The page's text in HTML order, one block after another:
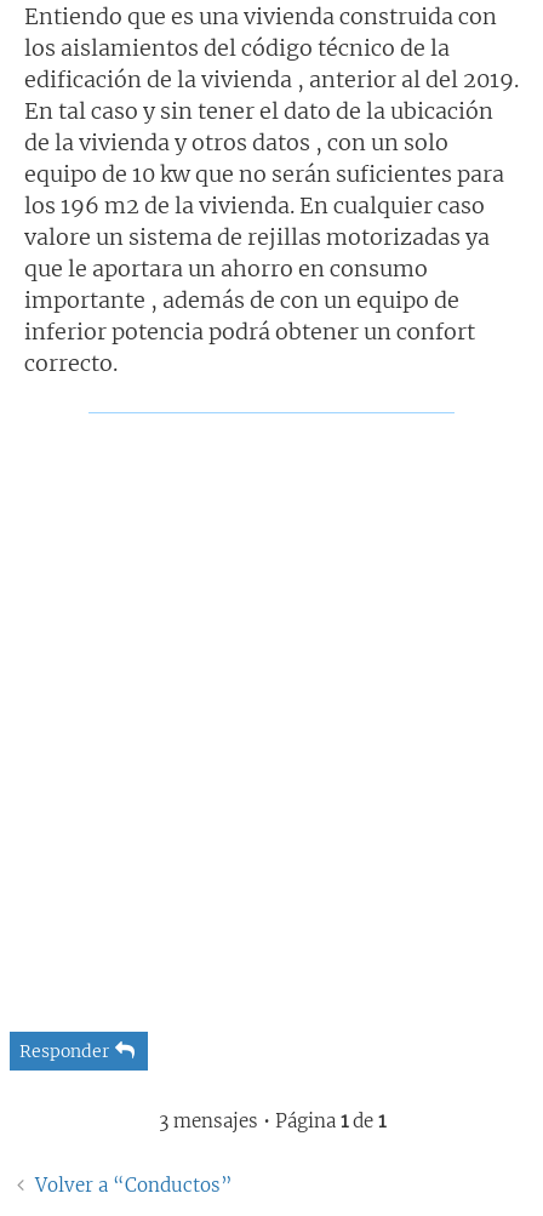
n
a
j
e
Entiendo que es una vivienda construida con
los aislamientos del código técnico de la
edificación de la vivienda , anterior al del 2019.
En tal caso y sin tener el dato de la ubicación
de la vivienda y otros datos , con un solo
equipo de 10 kw que no serán suficientes para
los 196 m2 de la vivienda. En cualquier caso
valore un sistema de rejillas motorizadas ya
que le aportara un ahorro en consumo
importante , además de con un equipo de
inferior potencia podrá obtener un confort
correcto.
Responder
3 mensajes • Página 1de 1
Volver a “Conductos”